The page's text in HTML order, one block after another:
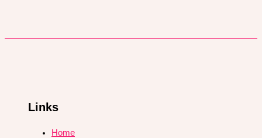
Links
Home